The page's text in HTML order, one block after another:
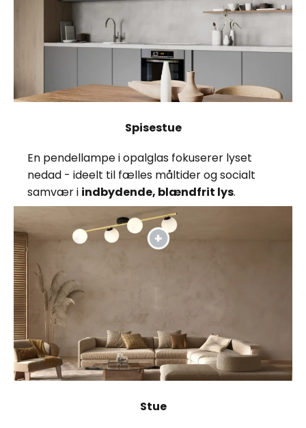
Spisestue
En pendellampe i opalglas fokuserer lyset
nedad - ideelt til fælles måltider og socialt
samvær i indbydende, blændfrit lys.
Stue